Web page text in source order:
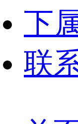
下
联